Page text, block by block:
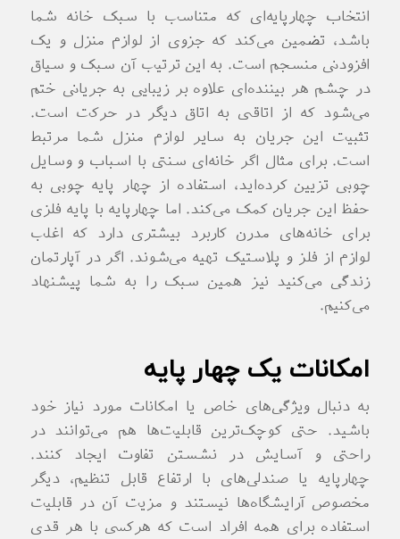
انتخاب چهارپایه‌ای که متناسب با سبک خانه شما
باشد، تضمین می‌کند که جزوی از لوازم منزل و یک
افزودنی منسجم است. به این ترتیب آن سبک و سیاق
در چشم هر بیننده‌ای علاوه بر زیبایی به جریانی ختم
می‌شود که از اتاقی به اتاق دیگر در حرکت است.
تثبیت این جریان به سایر لوازم منزل شما مرتبط
است. برای مثال اگر خانه‌ای سنتی با اسباب و وسایل
چوبی تزیین کرده‌اید، استفاده از چهار پایه چوبی به
حفظ این جریان کمک می‌کند. اما چهارپایه با پایه فلزی
برای خانه‌های مدرن کاربرد بیشتری دارد که اغلب
لوازم از فلز و پلاستیک تهیه می‌شوند. اگر در آپارتمان
زندگی می‌کنید نیز همین سبک را به شما پیشنهاد
می‌کنیم.
امکانات یک چهار پایه
به دنبال ویژگی‌های خاص یا امکانات مورد نیاز خود
باشید. حتی کوچک‌ترین قابلیت‌ها هم می‌توانند در
راحتی و آسایش در نشستن تفاوت ایجاد کنند.
چهارپایه یا صندلی‌های با ارتفاع قابل تنظیم، دیگر
مخصوص آرایشگاه‌ها نیستند و مزیت آن در قابلیت
استفاده برای همه افراد است که هرکسی با هر قدی